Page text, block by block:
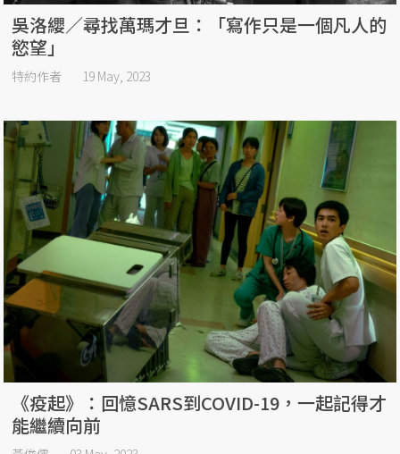
吳洛纓／尋找萬瑪才旦：「寫作只是一個凡人的
慾望」
特約作者 19 May, 2023
《疫起》：回憶SARS到COVID-19，一起記得才
能繼續向前